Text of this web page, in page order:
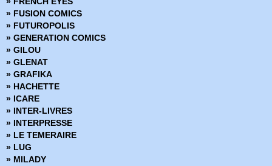
» Marvel Graphic Novels
» Marvel Icons
» Marvel Illustration Book
» Marvel Kids
» Marvel Legacy
» Marvel Max
» Marvel Mini Monster
» Marvel Monster Edition
» Marvel Multiverse
» Marvel Next Gen
» Marvel Now
» Marvel Omnibus
» Marvel Poche
» Marvel Premium
» FUSION COMICS
» FUTUROPOLIS
» GENERATION COMICS
» GILOU
» GLENAT
» GRAFIKA
» HACHETTE
» ICARE
» INTER-LIVRES
» INTERPRESSE
» LE TEMERAIRE
» LUG
» MILADY